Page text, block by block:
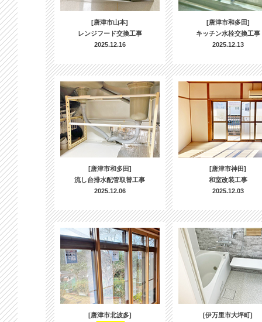
[唐津市山本]
レンジフード交換工事
2025.12.16
[唐津市和多田]
キッチン水栓交換工事
2025.12.13
[唐津市和多田]
流し台排水配管取替工事
2025.12.06
[唐津市神田]
和室改装工事
2025.12.03
[唐津市北波多]
[伊万里市大坪町]